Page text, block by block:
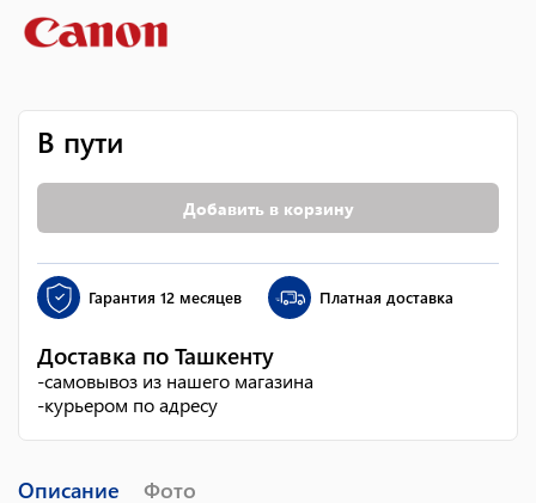
В пути
Добавить в корзину
Гарантия 12 месяцев Платная доставка
Доставка по Ташкенту
-самовывоз из нашего магазина
-курьером по адресу
Описание Фото